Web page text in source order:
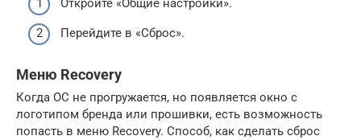
Откройте «Общие настройки».
Перейдите в «Сброс».
Меню Recovery
Когда ОС не прогружается, но появляется окно с
логотипом бренда или прошивки, есть возможность
попасть в меню Recovery. Способ, как сделать сброс